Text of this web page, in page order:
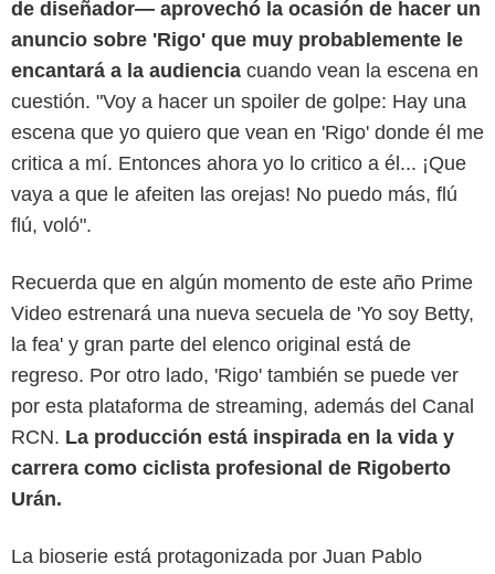
de diseñador— aprovechó la ocasión de hacer un
anuncio sobre 'Rigo' que muy probablemente le
encantará a la audiencia cuando vean la escena en
cuestión. "Voy a hacer un spoiler de golpe: Hay una
escena que yo quiero que vean en 'Rigo' donde él me
critica a mí. Entonces ahora yo lo critico a él... ¡Que
vaya a que le afeiten las orejas! No puedo más, flú
flú, voló".
Recuerda que en algún momento de este año Prime
Video estrenará una nueva secuela de 'Yo soy Betty,
la fea' y gran parte del elenco original está de
regreso. Por otro lado, 'Rigo' también se puede ver
por esta plataforma de streaming, además del Canal
RCN. La producción está inspirada en la vida y
carrera como ciclista profesional de Rigoberto
Urán.
La bioserie está protagonizada por Juan Pablo